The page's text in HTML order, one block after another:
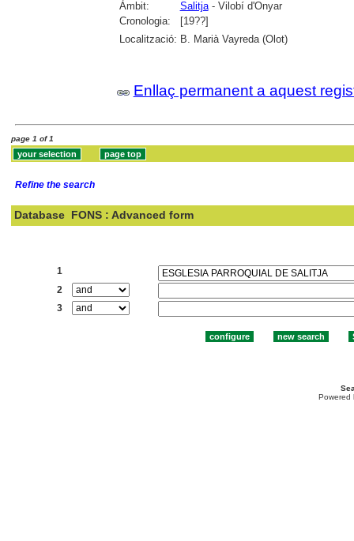
Àmbit:
Salitja- Vilobí d'Onyar
Cronologia:
[19??]
Localització: B. Marià Vayreda (Olot)
Enllaç permanent a aquest
page 1 of 1
Refine the search
Database FONS : Advanced form
1
2
3
Powered